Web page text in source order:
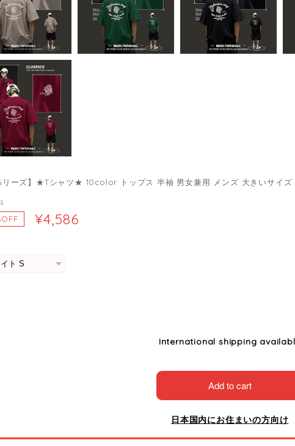
リーズ】★Tシャツ★ 10color トップス 半袖 男女兼用 メンズ 大きいサイ
¥4,586
International shipping
Add to cart
日本国内にお住まいの方向け